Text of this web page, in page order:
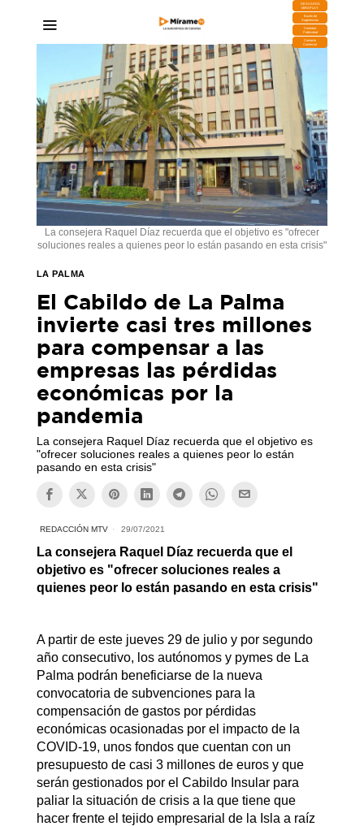
DESCARGA
MIRAPLAY
Buzón de
Sugerencias
Contratar
Publicidad
Contacto
Comercial
La consejera Raquel Díaz recuerda que el objetivo es "ofrecer
soluciones reales a quienes peor lo están pasando en esta crisis"
LA PALMA
El Cabildo de La Palma
invierte casi tres millones
para compensar a las
empresas las pérdidas
económicas por la
pandemia
La consejera Raquel Díaz recuerda que el objetivo es
"ofrecer soluciones reales a quienes peor lo están
pasando en esta crisis"
REDACCIÓN MTV 29/07/2021
La consejera Raquel Díaz recuerda que el
objetivo es "ofrecer soluciones reales a
quienes peor lo están pasando en esta crisis"
A partir de este jueves 29 de julio y por segundo
año consecutivo, los autónomos y pymes de La
Palma podrán beneficiarse de la nueva
convocatoria de subvenciones para la
compensación de gastos por pérdidas
económicas ocasionadas por el impacto de la
COVID-19, unos fondos que cuentan con un
presupuesto de casi 3 millones de euros y que
serán gestionados por el Cabildo Insular para
paliar la situación de crisis a la que tiene que
hacer frente el tejido empresarial de la Isla a raíz